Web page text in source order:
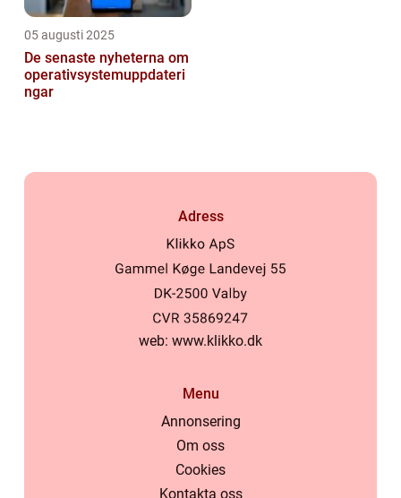
05 augusti 2025
De senaste nyheterna om
operativsystemuppdateri
ngar
Adress
web: www.klikko.dk
Menu
Annonsering
Om oss
Cookies
Kontakta oss